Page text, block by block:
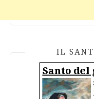
IL
Santo del